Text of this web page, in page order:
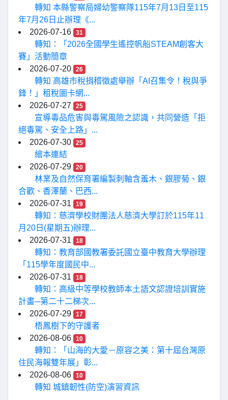
轉知 本縣警察局婦幼警察隊115年7月13日至115
年7月26日止辦理《...
2026-07-16
31
轉知：「2026全國學生遙控帆船STEAM創客大
賽」活動簡章
2026-07-20
26
轉知 高雄市稅捐稽徵處舉辦「AI召集令！稅與爭
鋒！」租稅圖卡網...
2026-07-27
25
宣導毒品危害與毒駕風險之認識，共同營造「拒
絕毒駕、安全上路」...
2026-07-30
25
繪本連結
2026-07-29
20
林業及自然保育署編製刺軸含羞木、銀膠菊、銀
合歡、香澤蘭、巴西...
2026-07-31
19
轉知：慈濟學校財團法人慈濟大學訂於115年11
月20日(星期五)辦理...
2026-07-31
18
轉知：教育部國教署委託國立臺中教育大學辦理
「115學年度國民中...
2026-07-31
18
轉知：高級中等學校教師本土語文認證培訓實施
計畫─第二十二梯次...
2026-07-29
17
梧鳳樹下的守護者
2026-08-06
10
轉知：「山海的大愛－原容之美：第十屆台灣原
住民海報雙年展」彰...
2026-08-06
10
轉知 城鎮韌性(防空)演習資訊